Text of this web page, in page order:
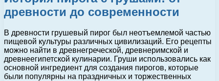
древности до современности
В древности грушевый пирог был неотъемлемой частью
пищевой культуры различных цивилизаций. Его рецепты
можно найти в древнегреческой, древнеримской и
древнеегипетской кулинарии. Груши использовались как
основной ингредиент для создания пирогов, которые
были популярны на праздничных и торжественных